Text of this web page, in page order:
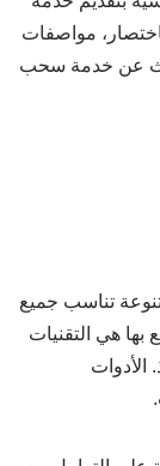
مواصفات
عن خدمة سحب
تناسب جميع
بها هي التقنيات
الأدوات